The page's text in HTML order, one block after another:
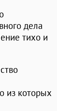
дела
тихо и
из которых